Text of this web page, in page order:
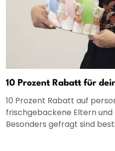
10 Prozent Rabatt für
10 Prozent Rabatt auf
frischgebackene Eltern und
Besonders gefragt sind